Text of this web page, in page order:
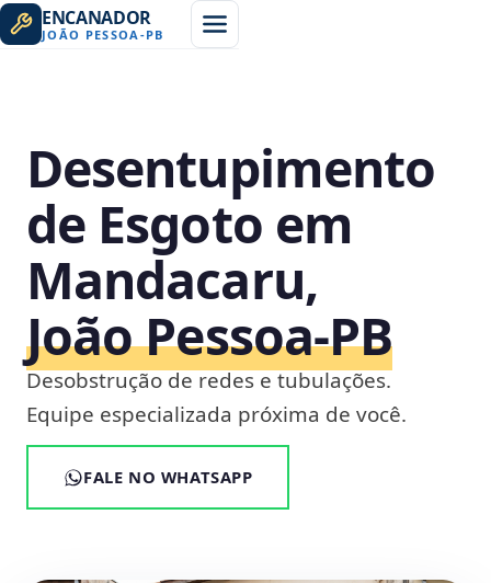
ENCANADOR
JOÃO PESSOA -PB
Desentupimento
de Esgoto em
Mandacaru,
João Pessoa‑PB
Desobstrução de redes e tubulações.
Equipe especializada próxima de você.
FALE NO WHATSAPP